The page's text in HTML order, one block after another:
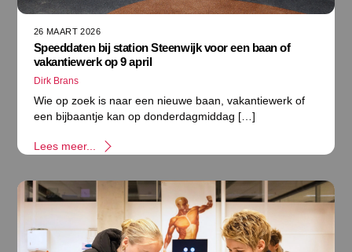
26 MAART 2026
Speeddaten bij station Steenwijk voor een baan of
vakantiewerk op 9 april
Dirk Brans
Wie op zoek is naar een nieuwe baan, vakantiewerk of
een bijbaantje kan op donderdagmiddag […]
Lees meer...